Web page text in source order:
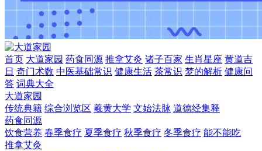
首页 大道家园 药食同源 推拿艾灸 诸子百家 生肖星座 黄道吉
日 奇门术数 中医基础常识 健康生活 茶常识 梦的解析 健康问
答 词典大全
大道家园
传统典籍 综合浏览区 羲黄大学 文始法脉 道德经集释
药食同源
饮食营养 春季食疗 夏季食疗 秋季食疗 冬季食疗 能不能吃
推拿艾灸